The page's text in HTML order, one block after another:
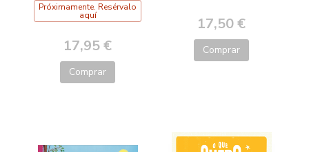
Próximamente. Resérvalo
aquí
17,95 €
Comprar
17,50 €
Comprar